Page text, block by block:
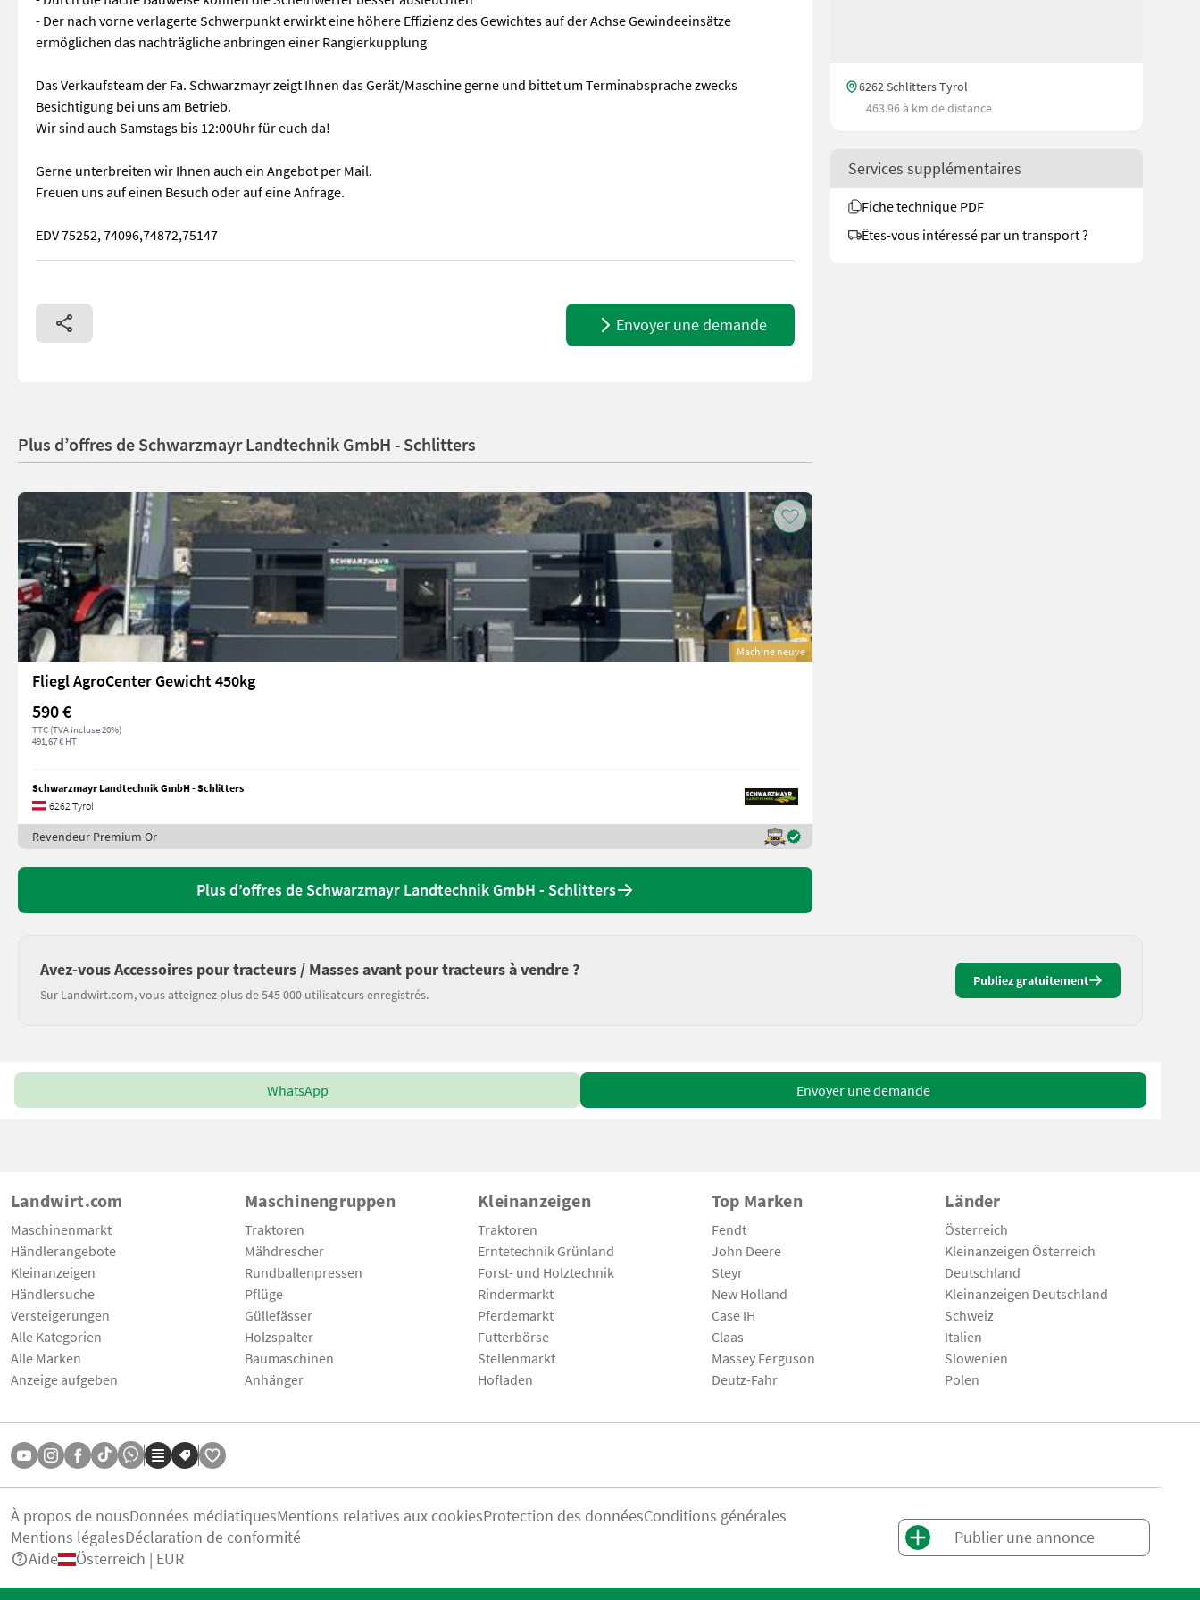
- Der nach vorne verlagerte Schwerpunkt erwirkt eine höhere Effizienz des Gewichtes auf der Achse Gewindeeinsätze
ermöglichen das nachträgliche anbringen einer Rangierkupplung
Das Verkaufsteam der Fa. Schwarzmayr zeigt Ihnen das Gerät/Maschine gerne und bittet um Terminabsprache zwecks
Besichtigung bei uns am Betrieb.
Wir sind auch Samstags bis 12:00Uhr für euch da!
Gerne unterbreiten wir Ihnen auch ein Angebot per Mail.
Freuen uns auf einen Besuch oder auf eine Anfrage.
EDV 75252, 74096,74872,75147
Nr. 75252 Front- oder Heckgewicht - mit 750kg - mit 3-Punktanbau - mit H x B x T: 890(625) x 1150 x 600mm - Durch die flache Bauweise können die Scheinwerfer besser ausleuchten - Der
Envoyer une demande
6262 Schlitters Tyrol
463.96 à km de distance
Services supplémentaires
Fiche technique PDF
Êtes-vous intéressé par un transport ?
Plus d’offres de Schwarzmayr Landtechnik GmbH - Schlitters
Machine neuve
Fliegl AgroCenter Gewicht 450kg
590 €
TTC (TVA incluse 20%)
491,67 € HT
Schwarzmayr Landtechnik GmbH - Schlitters
6262 Tyrol
Revendeur Premium Or
Plus d’offres de Schwarzmayr Landtechnik GmbH - Schlitters
Avez-vous Accessoires pour tracteurs / Masses avant pour tracteurs à vendre ?
Sur Landwirt.com, vous atteignez plus de 545 000 utilisateurs enregistrés.
Publiez gratuitement
WhatsApp Envoyer une demande
Landwirt.com
Maschinenmarkt
Händlerangebote
Kleinanzeigen
Händlersuche
Versteigerungen
Alle Kategorien
Alle Marken
Anzeige aufgeben
Maschinengruppen
Traktoren
Mähdrescher
Rundballenpressen
Pflüge
Güllefässer
Holzspalter
Baumaschinen
Anhänger
Kleinanzeigen
Traktoren
Erntetechnik Grünland
Forst- und Holztechnik
Rindermarkt
Pferdemarkt
Futterbörse
Stellenmarkt
Hofladen
Top Marken
Fendt
John Deere
Steyr
New Holland
Case IH
Claas
Massey Ferguson
Deutz-Fahr
Länder
Österreich
Kleinanzeigen Österreich
Deutschland
Kleinanzeigen Deutschland
Schweiz
Italien
Slowenien
Polen
À propos de nousDonnées médiatiquesMentions relatives aux cookiesProtection des donnéesConditions générales
Mentions légalesDéclaration de conformité
Aide
Österreich | EUR
Publier une annonce